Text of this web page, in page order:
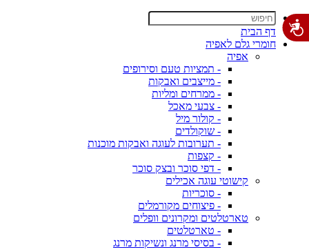
דף הבית
חומרי גלם לאפיה
אפיה
- תמציות טעם וסירופים
- מייצבים ואבקות
- ממרחים ומליות
- צבעי מאכל
- קולור מיל
- שוקולדים
- תערובות לעוגה ואבקות מוכנות
- קצפות
- דפי סוכר ובצק סוכר
קישוטי עוגה אכילים
- סוכריות
- פיצוחים מקורמלים
טארטלטים ומקרונים וופלים
- טארטלטים
- בסיסי מרנג ונשיקות מרנג